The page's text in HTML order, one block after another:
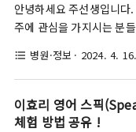
매가이드최근 국내에 비
수많은 브랜드에서도 무선
고 있는데요. 제품의 상세
무선 목어깨 마사지기를
안녕하세요 주선생입니다
주에 관심을 가지시는 분
이번 시간에는 국내 1위
속혈당측정기에 대한 정
습니다. 국내 혈당측정기
기 제조사는 대표적으로 4
format_list_bulleted 병원·정보 · 2024. 4. 16.
이효리 영어 스픽
체험 방법 공유 !